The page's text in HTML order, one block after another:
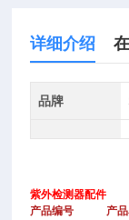
详细介绍
品牌
紫外检测器配件
产品编号
产